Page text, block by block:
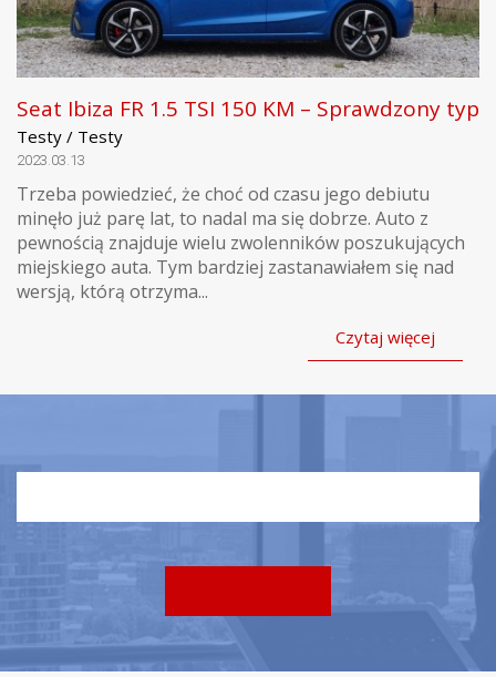
Seat Ibiza FR 1.5 TSI 150 KM – Sprawdzony typ
Testy / Testy
2023.03.13
Trzeba powiedzieć, że choć od czasu jego debiutu
minęło już parę lat, to nadal ma się dobrze. Auto z
pewnością znajduje wielu zwolenników poszukujących
miejskiego auta. Tym bardziej zastanawiałem się nad
wersją, którą otrzyma...
Czytaj więcej